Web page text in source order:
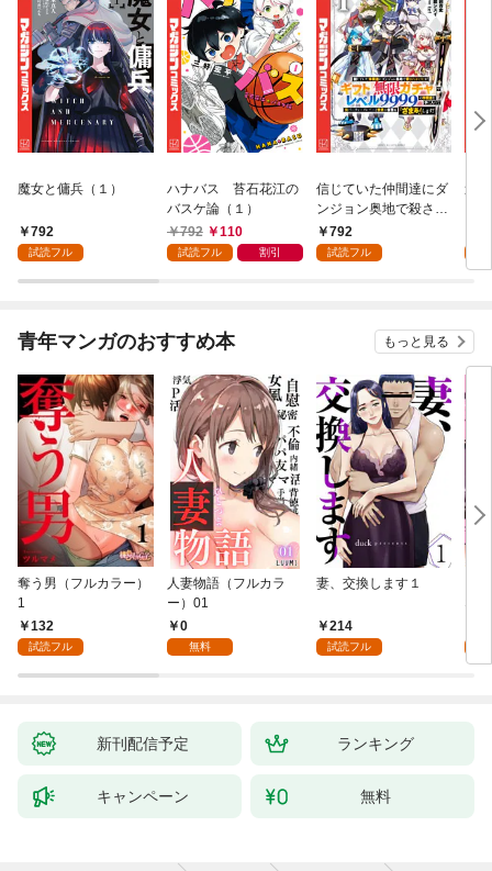
魔女と傭兵（１）
792
試読フル
ハナバス 苔石花江の
バスケ論（１）
792
110
試読フル 割引
信じていた仲間達にダ
ンジョン奥地で殺され
かけたがギフト『無限
ガチャ』でレベル９９
『ざまぁ！』します！
792
試読フル
追
強
～
（
青年マンガのおすすめ本 もっと見る
奪う男（フルカラー）
1
132
試読フル
人妻物語（フルカラ
ー）01
0
無料
妻、交換します１
214
試読フル
な
新刊配信予定 ランキング
キャンペーン 無料